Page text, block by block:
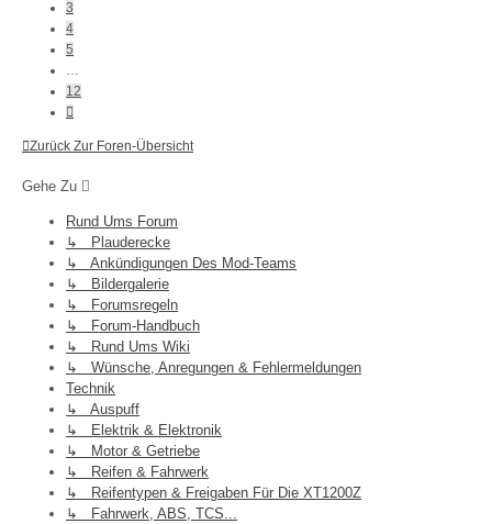
3
4
5
…
12
Zurück Zur Foren-Übersicht
Gehe Zu
Rund Ums Forum
↳ Plauderecke
↳ Ankündigungen Des Mod-Teams
↳ Bildergalerie
↳ Forumsregeln
↳ Forum-Handbuch
↳ Rund Ums Wiki
↳ Wünsche, Anregungen & Fehlermeldungen
Technik
↳ Auspuff
↳ Elektrik & Elektronik
↳ Motor & Getriebe
↳ Reifen & Fahrwerk
↳ Reifentypen & Freigaben Für Die XT1200Z
↳ Fahrwerk, ABS, TCS...